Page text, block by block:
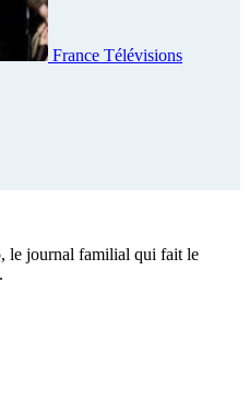
France Télévisions
le journal familial qui fait le